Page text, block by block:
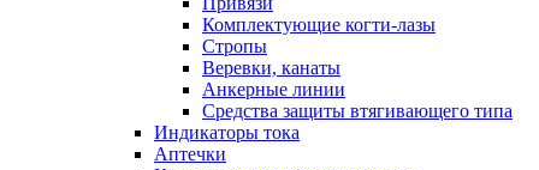
Комплектующие когти-лазы
Стропы
Веревки, канаты
Анкерные линии
Средства защиты втягивающего типа
Индикаторы тока
Аптечки